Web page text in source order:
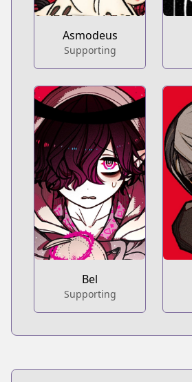
Asmodeus
Supporting
Bel
Supporting